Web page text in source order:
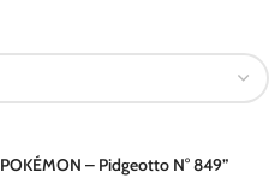
– Pidgeotto N° 849”